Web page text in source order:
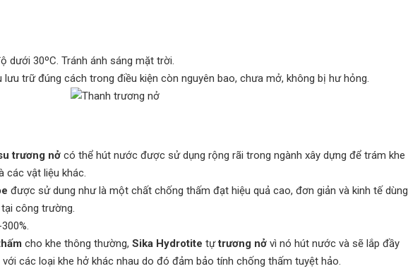
độ dưới 30ºC. Tránh ánh sáng mặt trời.
trữ đúng cách trong điều kiện còn nguyên bao, chưa mở, không bị hư hỏng.
trương nở có thể hút nước được sử dụng rộng rãi trong ngành xây dựng để trám khe
các vật liệu khác.
được sử dung như là một chất chống thấm đạt hiệu quả cao, đơn giản và kinh tế dùng
công trường.
cho khe thông thường, Sika Hydrotite tựtrương nở vì nó hút nước và sẽ lắp đầy
các loại khe hở khác nhau do đó đảm bảo tính chống thấm tuyệt hảo.